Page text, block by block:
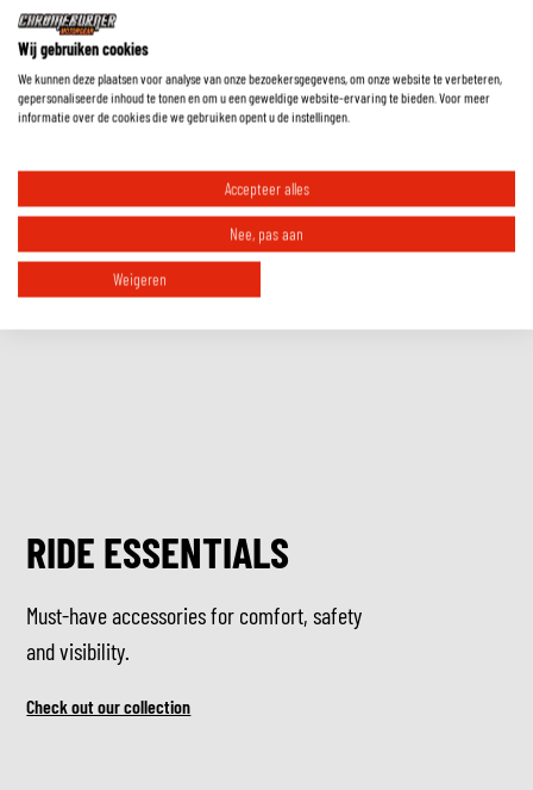
EXTRA INFORMATIE
MAATTABEL
REVIEWS
RIDE ESSENTIALS
Must-have accessories for comfort, safety
and visibility.
Check out our collection
Wij gebruiken cookies
We kunnen deze plaatsen voor analyse van onze bezoekersgegevens, om onze website te verbeteren,
gepersonaliseerde inhoud te tonen en om u een geweldige website-ervaring te bieden. Voor meer
informatie over de cookies die we gebruiken opent u de instellingen.
Accepteer alles
Nee, pas aan
Weigeren